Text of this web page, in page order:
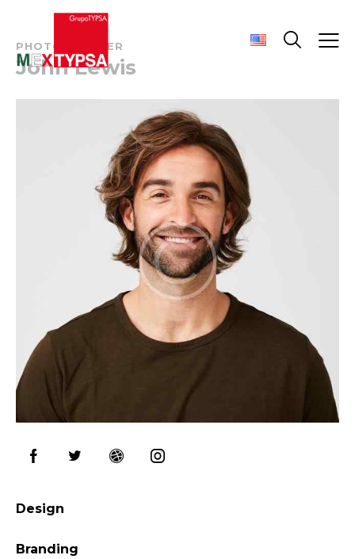
PHOTOGRAPHER
John Lewis
Design
Branding